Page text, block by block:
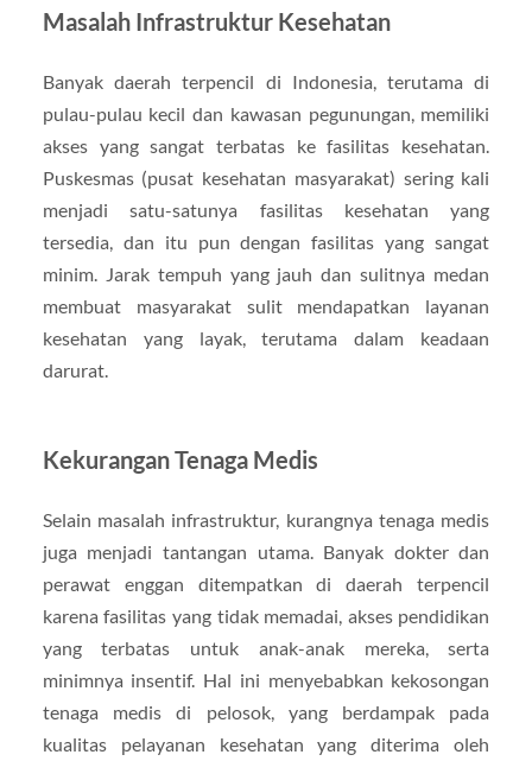
Masalah Infrastruktur Kesehatan
Banyak daerah terpencil di Indonesia, terutama di
pulau-pulau kecil dan kawasan pegunungan, memiliki
akses yang sangat terbatas ke fasilitas kesehatan.
Puskesmas (pusat kesehatan masyarakat) sering kali
menjadi satu-satunya fasilitas kesehatan yang
tersedia, dan itu pun dengan fasilitas yang sangat
minim. Jarak tempuh yang jauh dan sulitnya medan
membuat masyarakat sulit mendapatkan layanan
kesehatan yang layak, terutama dalam keadaan
darurat.
Kekurangan Tenaga Medis
Selain masalah infrastruktur, kurangnya tenaga medis
juga menjadi tantangan utama. Banyak dokter dan
perawat enggan ditempatkan di daerah terpencil
karena fasilitas yang tidak memadai, akses pendidikan
yang terbatas untuk anak-anak mereka, serta
minimnya insentif. Hal ini menyebabkan kekosongan
tenaga medis di pelosok, yang berdampak pada
kualitas pelayanan kesehatan yang diterima oleh